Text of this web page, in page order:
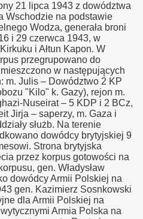
21 lipca 1943 z dowództwa
Wschodzie na podstawie
Wodza, generała broni
i 29 czerwca 1943, w
i Ałtun Kapon. W
przegrupowano do
w następujących
m. Julis – Dowództwo 2 KP
"Kilo" k. Gazy), rejon m.
Nuseirat – 5 KDP i 2 BCz,
Jirja – saperzy, m. Gaza i
służb. Na terenie
dowódcy brytyjskiej 9
Strona brytyjska
przez korpus gotowości na
gen. Władysław
dowódcy Armii Polskiej na
gen. Kazimierz Sosnkowski
dla Armii Polskiej na
Armia Polska na